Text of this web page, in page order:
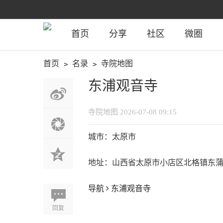
首页 分享 社区 微圈
首页 名录 寺院地图
›
回复
东浦观音寺
寺院地图 2026-07-08 09:15
城市：太原市
地址：山西省太原市小店区北格镇东
导航 东浦观音寺